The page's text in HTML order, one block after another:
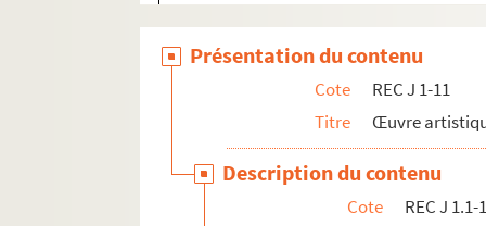
REC L 1. Archives des collaborateurs d'Alain
REC M 1-4. Documentation générale sur la
REC T 1-3. Documents photographiques et
REC Z 1. Objets.
Présentation du contenu
Cote
REC J 1-11
Titre
Œuvre
Description du contenu
Cote
REC J 1.1-